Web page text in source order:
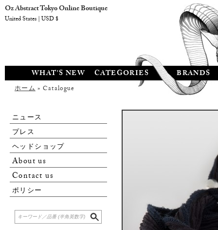
WHAT'S NEW CATEGORIES BRANDS
ホーム» Catalogue
ニュース
プレス
ヘッドショップ
About us
Contact us
ポリシー
Oz Abstract Tokyo Online Boutique
United States | USD $